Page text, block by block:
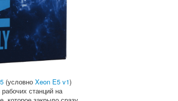
(условно Xeon E5 v1)
станций на